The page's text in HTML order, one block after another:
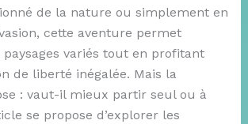
de la nature ou simplement en
cette aventure permet
paysages variés tout en profitant
de liberté inégalée. Mais la
: vaut-il mieux partir seul ou à
se propose d’explorer les